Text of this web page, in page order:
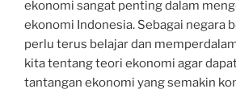
ekonomi sangat penting dalam
ekonomi Indonesia. Sebagai negara
perlu terus belajar dan
kita tentang teori ekonomi agar
tantangan ekonomi yang semakin